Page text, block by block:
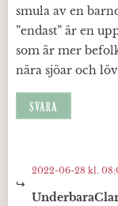
smula av en
”endast” är en
som är mer
nära sjöar och
SVARA
2022-06-28 kl.